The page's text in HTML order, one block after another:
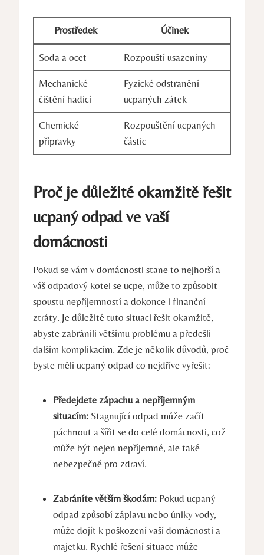
Prostředek Účinek
Soda a ocet Rozpouští usazeniny
Mechanické
čištění hadicí
Fyzické odstranění
ucpaných zátek
Chemické
přípravky
Rozpouštění ucpaných
částic
Proč je důležité okamžitě řešit
ucpaný odpad ve vaší
domácnosti
Pokud se vám v domácnosti stane to nejhorší a
váš odpadový kotel se ucpe, může to způsobit
spoustu nepříjemností a dokonce i finanční
ztráty. Je důležité tuto situaci řešit okamžitě,
abyste zabránili většímu problému a předešli
dalším komplikacím. Zde je několik důvodů, proč
byste měli ucpaný odpad co nejdříve vyřešit:
Předejdete zápachu a nepříjemným
situacím: Stagnující odpad může začít
páchnout a šířit se do celé domácnosti, což
může být nejen nepříjemné, ale také
nebezpečné pro zdraví.
Zabráníte větším škodám: Pokud ucpaný
odpad způsobí záplavu nebo úniky vody,
může dojít k poškození vaší domácnosti a
majetku. Rychlé řešení situace může